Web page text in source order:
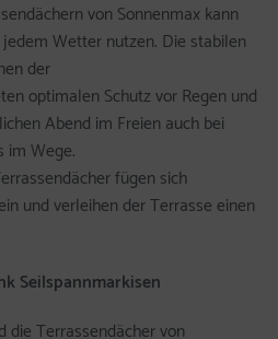
von Sonnenmax kann
Wetter nutzen. Die stabilen
der
optimalen Schutz vor Regen und
Abend im Freien auch bei
im Wege.
fügen sich
und verleihen der Terrasse einen
Seilspannmarkisen
die Terrassendächer von